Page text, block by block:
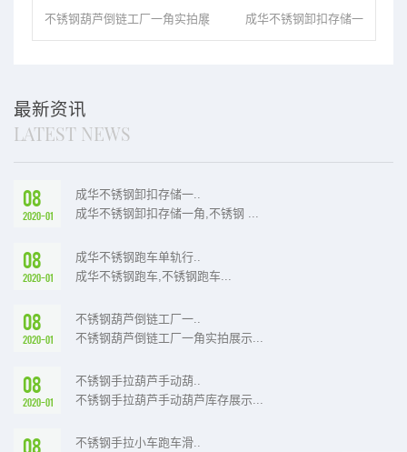
不锈钢葫芦倒链工厂一角实拍展 成华不锈钢卸扣存储一
最新资讯
LATEST NEWS
08
2020-01
成华不锈钢卸扣存储一..
成华不锈钢卸扣存储一角,不锈钢 ...
08
2020-01
成华不锈钢跑车单轨行..
成华不锈钢跑车,不锈钢跑车...
08
2020-01
不锈钢葫芦倒链工厂一..
不锈钢葫芦倒链工厂一角实拍展示...
08
2020-01
不锈钢手拉葫芦手动葫..
不锈钢手拉葫芦手动葫芦库存展示...
08
不锈钢手拉小车跑车滑..